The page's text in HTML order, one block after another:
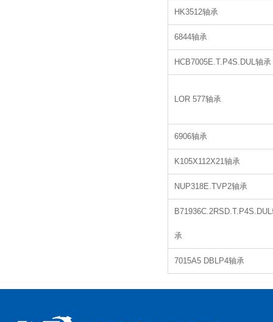
HK3512轴承
6844轴承
HCB7005E.T.P4S.DUL轴承
LOR 577轴承
6906轴承
K105X112X21轴承
NUP318E.TVP2轴承
承
7015A5 DBLP4轴承